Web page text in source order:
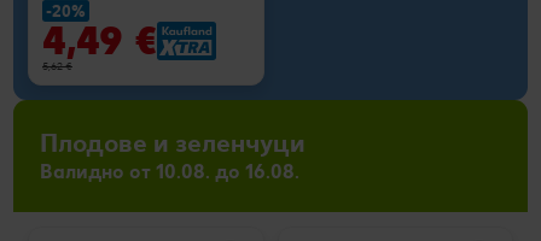
-20%
4,49 €
5,62 €
Плодове и зеленчуци
Валидно от 10.08. до 16.08.